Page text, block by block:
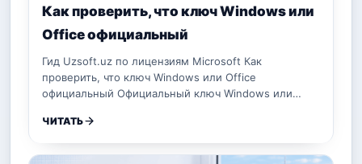
Как проверить, что ключ Windows или
Office официальный
Гид Uzsoft.uz по лицензиям Microsoft Как
проверить, что ключ Windows или Office
официальный Официальный ключ Windows или…
ЧИТАТЬ